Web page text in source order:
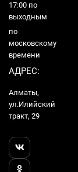
17:00 по
выходным
по
московскому
времени
АДРЕС:
Алматы,
ул.Илийский
тракт, 29